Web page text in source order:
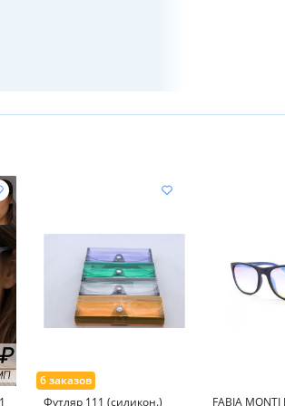
Футляр 111 (силикон.) FABIA MONTI